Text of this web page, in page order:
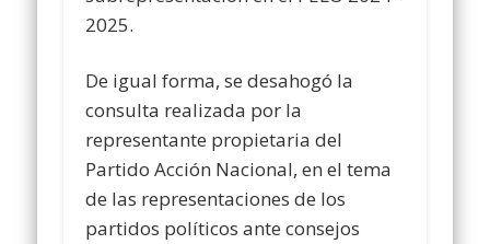
2025.
De igual forma, se desahogó la
consulta realizada por la
representante propietaria del
Partido Acción Nacional, en el tema
de las representaciones de los
partidos políticos ante consejos